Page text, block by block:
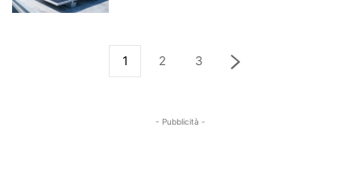
1 2 3
- Pubblicità -